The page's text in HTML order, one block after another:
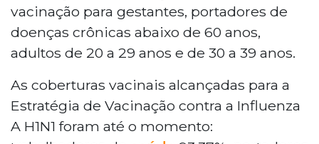
vacinação para gestantes, portadores de
doenças crônicas abaixo de 60 anos,
adultos de 20 a 29 anos e de 30 a 39 anos.
As coberturas vacinais alcançadas para a
Estratégia de Vacinação contra a Influenza
A H1N1 foram até o momento: